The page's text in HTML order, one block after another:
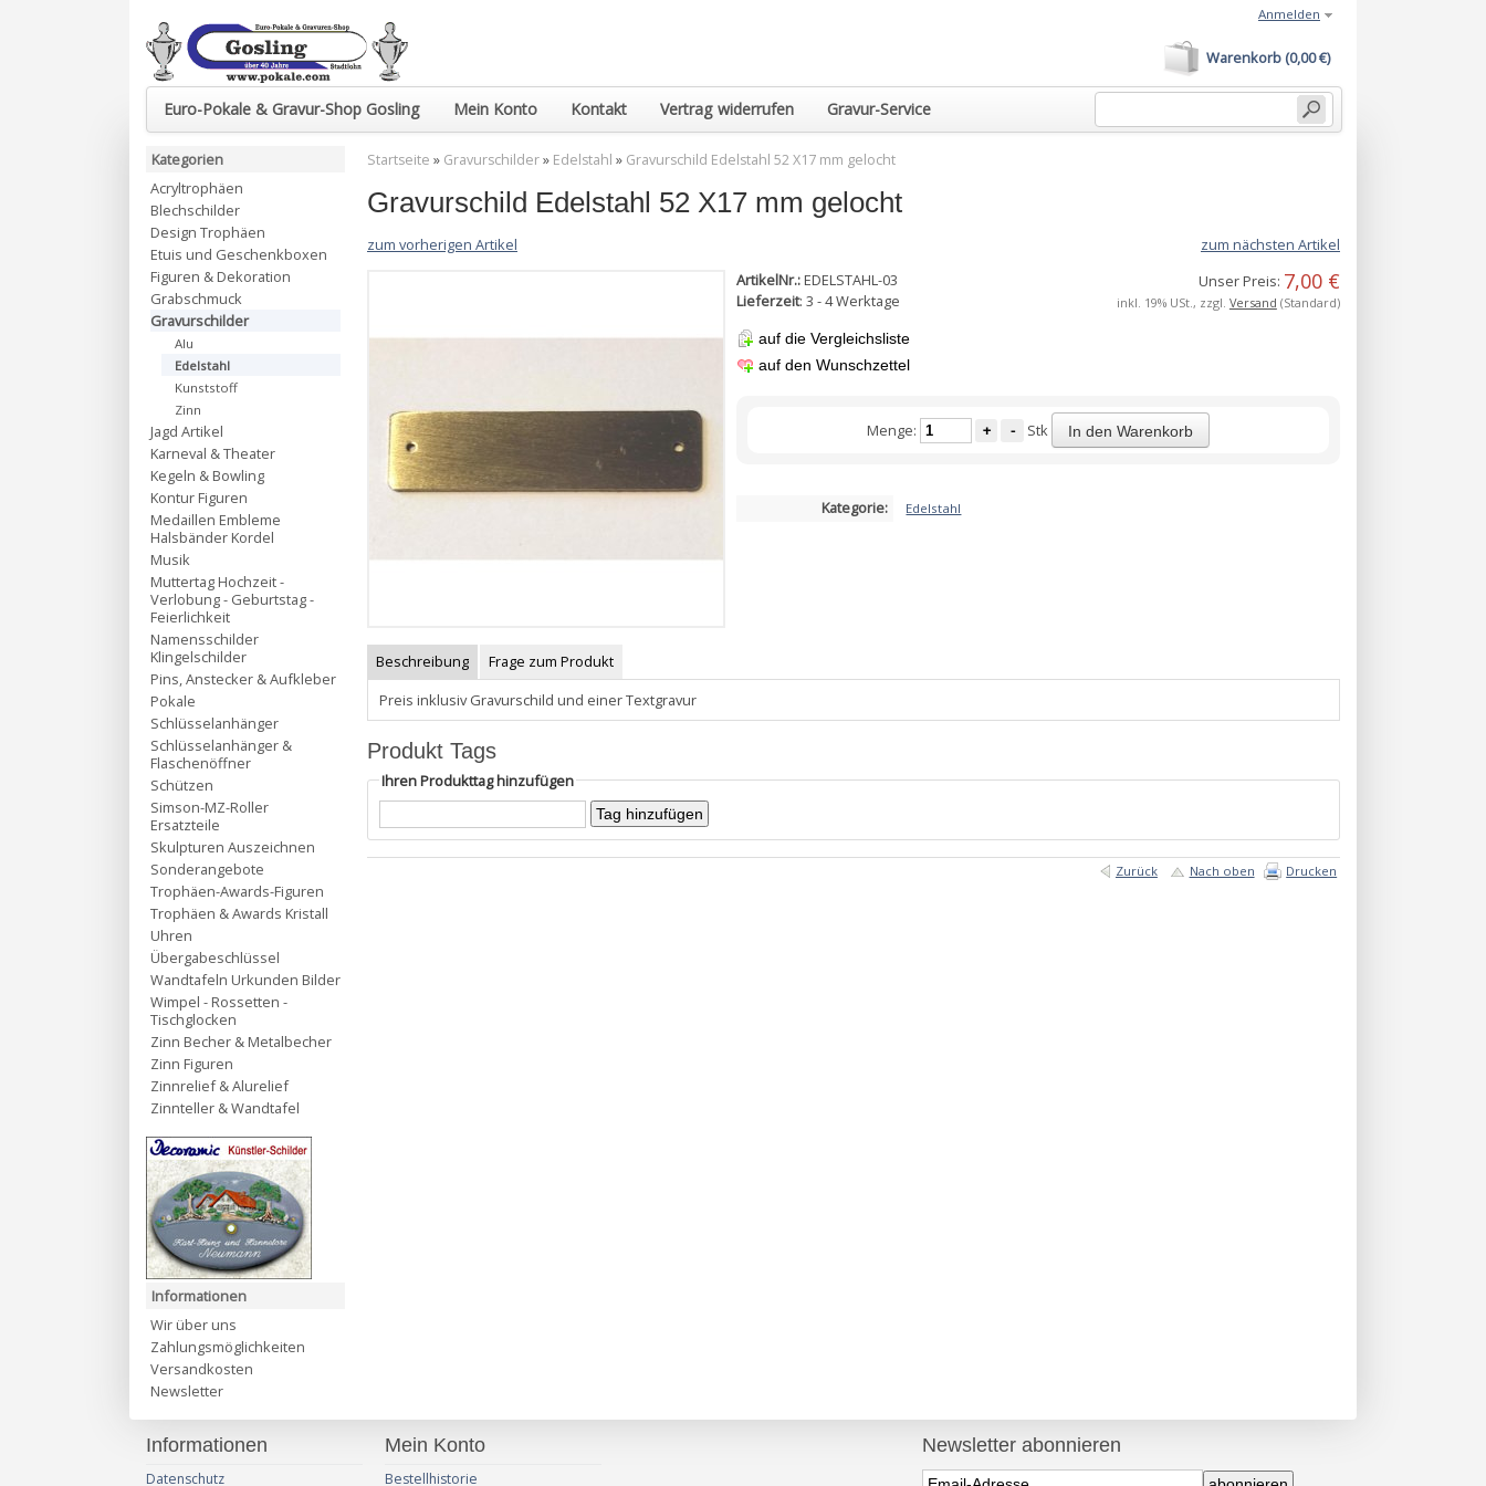
Euro-Pokale & Gravur-Shop Gosling Mein Konto Kontakt Vertrag widerrufen Gravur-Service
Warenkorb (0,00 €)
Anmelden
Startseite » Gravurschilder» Edelstahl » Gravurschild Edelstahl 52 X17 mm gelocht
Gravurschild Edelstahl 52 X17 mm gelocht
zum vorherigen Artikel
zum nächsten Artikel
ArtikelNr.: EDELSTAHL-03
Lieferzeit: 3 - 4 Werktage
auf die Vergleichsliste
auf den Wunschzettel
Unser Preis: 7,00 €
inkl. 19% USt., zzgl. Versand (Standard)
Menge: + - Stk In den Warenkorb
Kategorie: Edelstahl
Beschreibung
Frage zum Produkt
Preis inklusiv Gravurschild und einer Textgravur
Produkt Tags
Ihren Produkttag hinzufügen
Zurück Nach oben Drucken
Kategorien
Acryltrophäen
Blechschilder
Design Trophäen
Etuis und Geschenkboxen
Figuren & Dekoration
Grabschmuck
Gravurschilder
Alu
Edelstahl
Kunststoff
Zinn
Jagd Artikel
Karneval & Theater
Kegeln & Bowling
Kontur Figuren
Medaillen Embleme
Halsbänder Kordel
Musik
Muttertag Hochzeit -
Verlobung - Geburtstag -
Feierlichkeit
Namensschilder
Klingelschilder
Pins, Anstecker & Aufkleber
Pokale
Schlüsselanhänger
Schlüsselanhänger &
Flaschenöffner
Schützen
Simson-MZ-Roller
Ersatzteile
Skulpturen Auszeichnen
Sonderangebote
Trophäen-Awards-Figuren
Trophäen & Awards Kristall
Uhren
Übergabeschlüssel
Wandtafeln Urkunden Bilder
Wimpel - Rossetten -
Tischglocken
Zinn Becher & Metalbecher
Zinn Figuren
Zinnrelief & Alurelief
Zinnteller & Wandtafel
Informationen
Wir über uns
Zahlungsmöglichkeiten
Versandkosten
Newsletter
Informationen
Datenschutz
Mein Konto
Bestellhistorie
Newsletter abonnieren